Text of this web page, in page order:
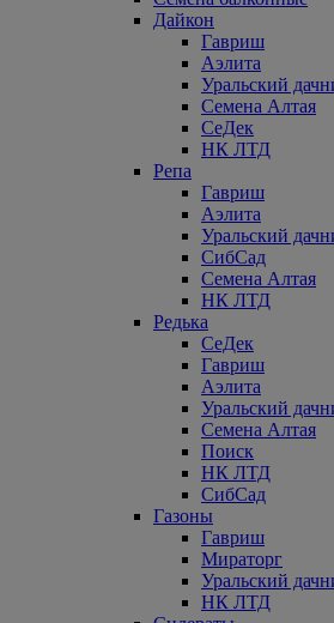
Дайкон
Гавриш
Аэлита
Уральский
Семена Алтая
СеДек
НК ЛТД
Репа
Гавриш
Аэлита
Уральский
СибСад
Семена Алтая
НК ЛТД
Редька
СеДек
Гавриш
Аэлита
Уральский
Семена Алтая
Поиск
НК ЛТД
СибСад
Газоны
Гавриш
Мираторг
Уральский
НК ЛТД